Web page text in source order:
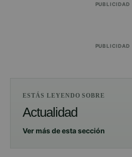
PUBLICIDAD
PUBLICIDAD
ESTÁS LEYENDO SOBRE
Actualidad
Ver más de esta sección